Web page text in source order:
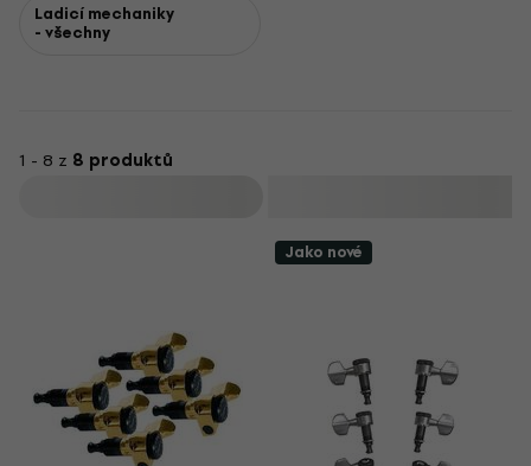
Ladicí mechaniky
- všechny
1 - 8 z 8 produktů
Jako nové